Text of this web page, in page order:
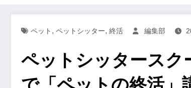
ペット , ペットシッター, 終活 編集部
ペットシッタースク